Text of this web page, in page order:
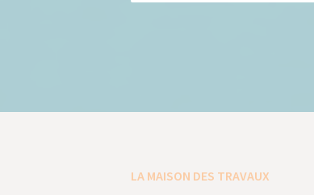
LA MAISON DES TRAVAUX